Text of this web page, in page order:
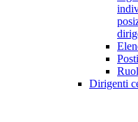
Dirigenti